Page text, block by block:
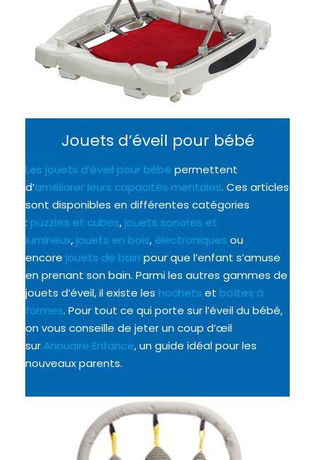
Jouets d’éveil pour bébé
Les jouets d’éveil pour bébé permettent
d’améliorer leurs capacités mentales. Ces articles
sont disponibles en différentes catégories
: puzzles et cubes, jouets sonores et
lumineux, jouets en bois, électroniques ou
encore jouets de bain pour que l’enfant s’amuse
en prenant son bain. Parmi les autres gammes de
jouets d’éveil, il existe les hochets et boîtes à
formes. Pour tout ce qui porte sur l’éveil du bébé,
on vous conseille de jeter un coup d’œil
sur Annuaire Enfance, un guide idéal pour les
nouveaux parents.